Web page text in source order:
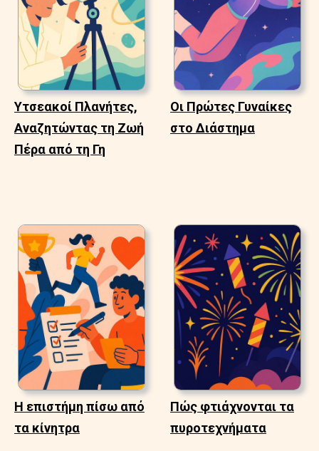
Υτσεακοί Πλανήτες,
Αναζητώντας τη Ζωή
Πέρα από τη Γη
Οι Πρώτες Γυναίκες
στο Διάστημα
Η επιστήμη πίσω από
τα κίνητρα
Πώς φτιάχνονται τα
πυροτεχνήματα